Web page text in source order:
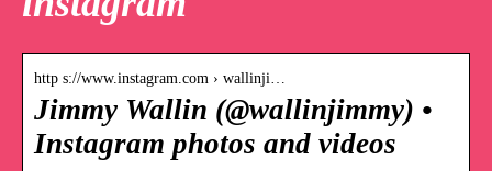
http s://www.instagram.com › wallinji…
Jimmy Wallin (@wallinjimmy) •
Instagram photos and videos